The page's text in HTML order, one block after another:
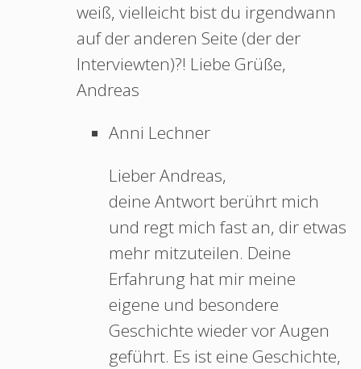
weiß, vielleicht bist du irgendwann
auf der anderen Seite (der der
Interviewten)?! Liebe Grüße,
Andreas
Anni Lechner
Lieber Andreas,
deine Antwort berührt mich
und regt mich fast an, dir etwas
mehr mitzuteilen. Deine
Erfahrung hat mir meine
eigene und besondere
Geschichte wieder vor Augen
geführt. Es ist eine Geschichte,